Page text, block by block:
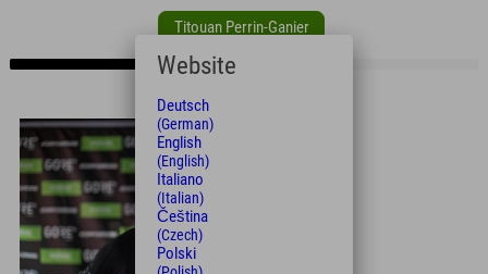
Titouan Perrin-Ganier
Website
Deutsch
(German)
English
(English)
Italiano
(Italian)
Čeština
(Czech)
Polski